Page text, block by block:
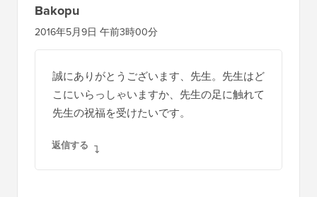
Bakopu
2016年5月9日 午前3時00分
誠にありがとうございます、先生。先生はど
こにいらっしゃいますか、先生の足に触れて
先生の祝福を受けたいです。
返信する